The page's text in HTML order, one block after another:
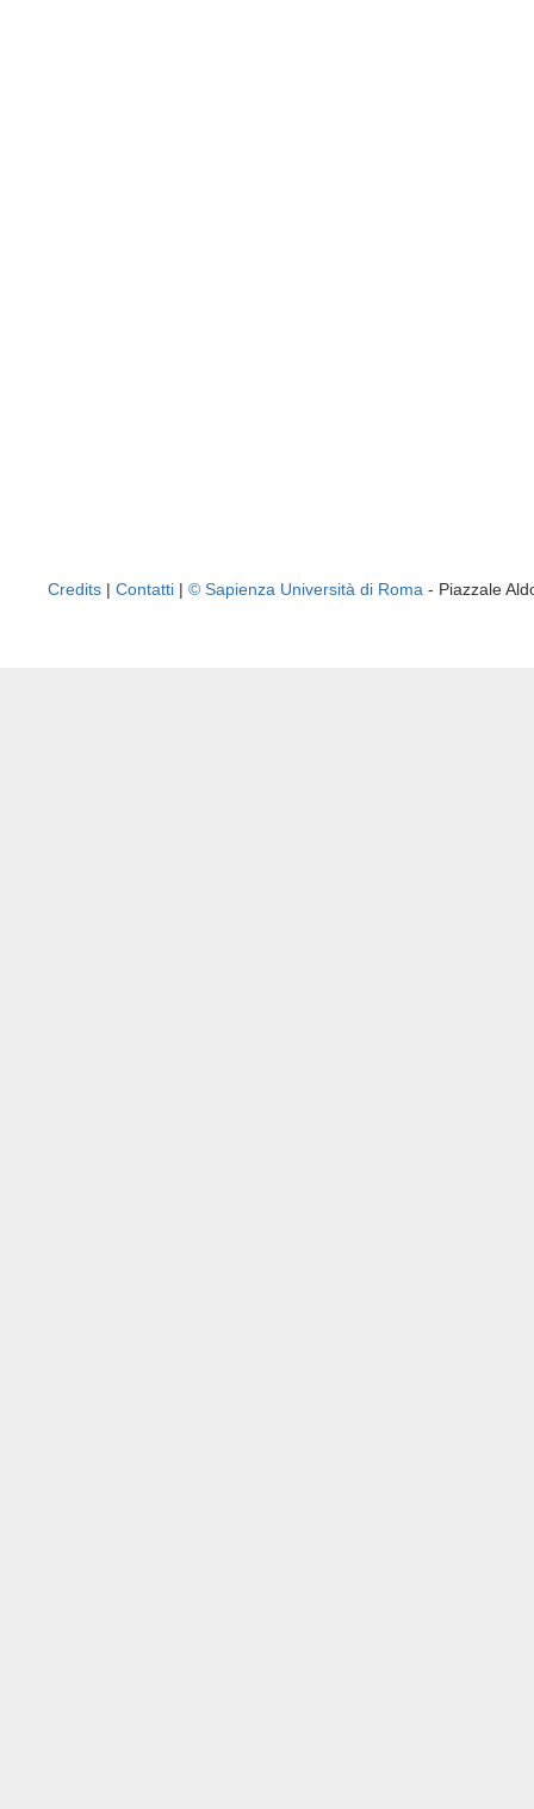
Credits | Contatti | © Sapienza Università di Roma - Piazzale